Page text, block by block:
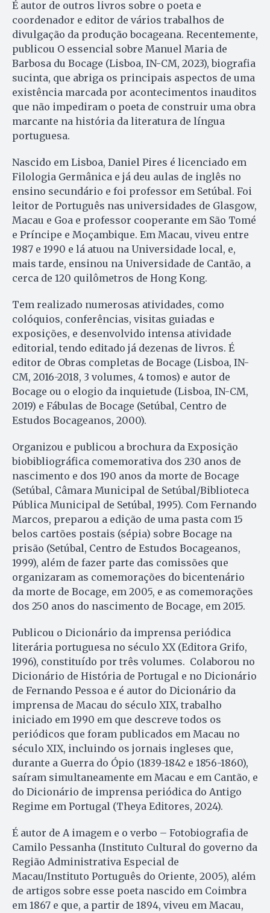
É autor de outros livros sobre o poeta e
coordenador e editor de vários trabalhos de
divulgação da produção bocageana. Recentemente,
publicou O essencial sobre Manuel Maria de
Barbosa du Bocage (Lisboa, IN-CM, 2023), biografia
sucinta, que abriga os principais aspectos de uma
existência marcada por acontecimentos inauditos
que não impediram o poeta de construir uma obra
marcante na história da literatura de língua
portuguesa.
Nascido em Lisboa, Daniel Pires é licenciado em
Filologia Germânica e já deu aulas de inglês no
ensino secundário e foi professor em Setúbal. Foi
leitor de Português nas universidades de Glasgow,
Macau e Goa e professor cooperante em São Tomé
e Príncipe e Moçambique. Em Macau, viveu entre
1987 e 1990 e lá atuou na Universidade local, e,
mais tarde, ensinou na Universidade de Cantão, a
cerca de 120 quilômetros de Hong Kong.
Tem realizado numerosas atividades, como
colóquios, conferências, visitas guiadas e
exposições, e desenvolvido intensa atividade
editorial, tendo editado já dezenas de livros. É
editor de Obras completas de Bocage (Lisboa, IN-
CM, 2016-2018, 3 volumes, 4 tomos) e autor de
Bocage ou o elogio da inquietude (Lisboa, IN-CM,
2019) e Fábulas de Bocage (Setúbal, Centro de
Estudos Bocageanos, 2000).
Organizou e publicou a brochura da Exposição
biobibliográfica comemorativa dos 230 anos de
nascimento e dos 190 anos da morte de Bocage
(Setúbal, Câmara Municipal de Setúbal/Biblioteca
Pública Municipal de Setúbal, 1995). Com Fernando
Marcos, preparou a edição de uma pasta com 15
belos cartões postais (sépia) sobre Bocage na
prisão (Setúbal, Centro de Estudos Bocageanos,
1999), além de fazer parte das comissões que
organizaram as comemorações do bicentenário
da morte de Bocage, em 2005, e as comemorações
dos 250 anos do nascimento de Bocage, em 2015.
Publicou o Dicionário da imprensa periódica
literária portuguesa no século XX (Editora Grifo,
1996), constituído por três volumes. Colaborou no
Dicionário de História de Portugal e no Dicionário
de Fernando Pessoa e é autor do Dicionário da
imprensa de Macau do século XIX, trabalho
iniciado em 1990 em que descreve todos os
periódicos que foram publicados em Macau no
século XIX, incluindo os jornais ingleses que,
durante a Guerra do Ópio (1839-1842 e 1856-1860),
saíram simultaneamente em Macau e em Cantão, e
do Dicionário de imprensa periódica do Antigo
Regime em Portugal (Theya Editores, 2024).
É autor de A imagem e o verbo – Fotobiografia de
Camilo Pessanha (Instituto Cultural do governo da
Região Administrativa Especial de
Macau/Instituto Português do Oriente, 2005), além
de artigos sobre esse poeta nascido em Coimbra
em 1867 e que, a partir de 1894, viveu em Macau,